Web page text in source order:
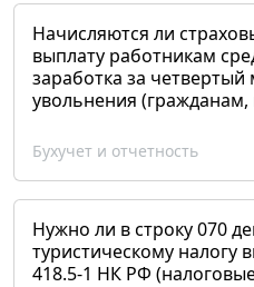
Начисляются ли
выплату работникам
заработка за четвертый
увольнения
Бухучет и отчетность
Нужно ли в строку 070
туристическому налогу
418.5-1 НК РФ